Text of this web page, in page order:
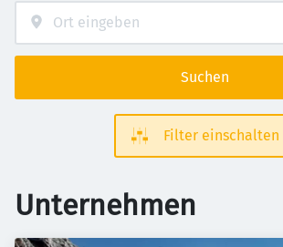
Suchen
Filter einschalten
Unternehmen